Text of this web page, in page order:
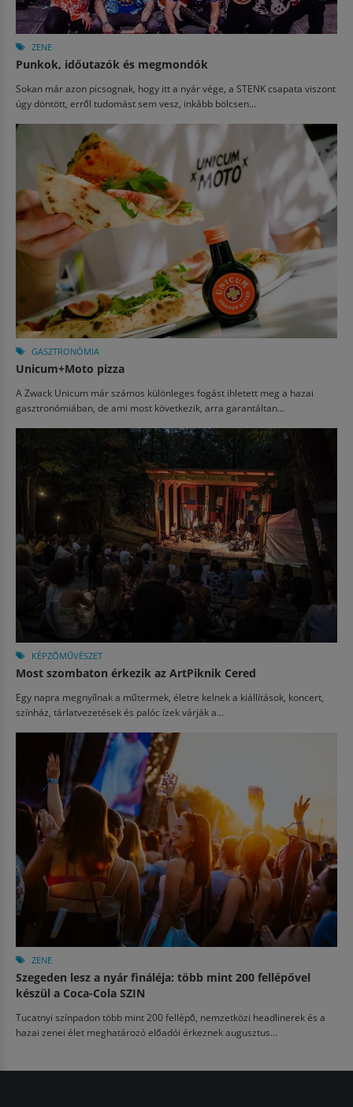
ZENE
Punkok, időutazók és megmondók
Sokan már azon picsognak, hogy itt a nyár vége, a STENK csapata viszont
úgy döntött, erről tudomást sem vesz, inkább bölcsen...
GASZTRONÓMIA
Unicum+Moto pizza
A Zwack Unicum már számos különleges fogást ihletett meg a hazai
gasztronómiában, de ami most következik, arra garantáltan...
KÉPZŐMŰVÉSZET
Most szombaton érkezik az ArtPiknik Cered
Egy napra megnyílnak a műtermek, életre kelnek a kiállítások, koncert,
színház, tárlatvezetések és palóc ízek várják a...
ZENE
Szegeden lesz a nyár fináléja: több mint 200 fellépővel
készül a Coca-Cola SZIN
Tucatnyi színpadon több mint 200 fellépő, nemzetközi headlinerek és a
hazai zenei élet meghatározó előadói érkeznek augusztus...